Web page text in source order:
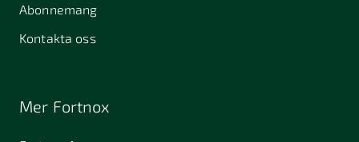
Abonnemang
Kontakta oss
Mer Fortnox